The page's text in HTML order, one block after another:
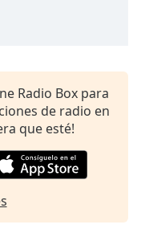
Radio Box para
de radio en
que esté!